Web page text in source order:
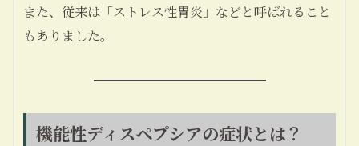
また、従来は「ストレス性胃炎」などと呼ばれること
もありました。
機能性ディスペプシアの症状とは？